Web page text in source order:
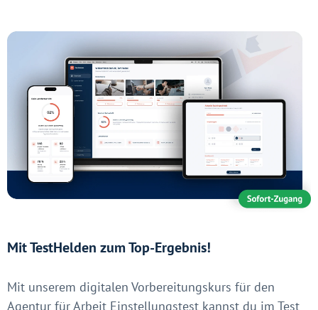
Mit TestHelden zum Top-Ergebnis!
Mit unserem digitalen Vorbereitungskurs für den
Agentur für Arbeit Einstellungstest kannst du im Test